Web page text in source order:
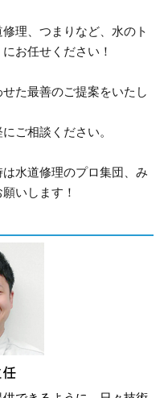
理、つまりなど、水のト
お任せください！
た最善のご提案をいたし
ご相談ください。
水道修理のプロ集団、み
いします！